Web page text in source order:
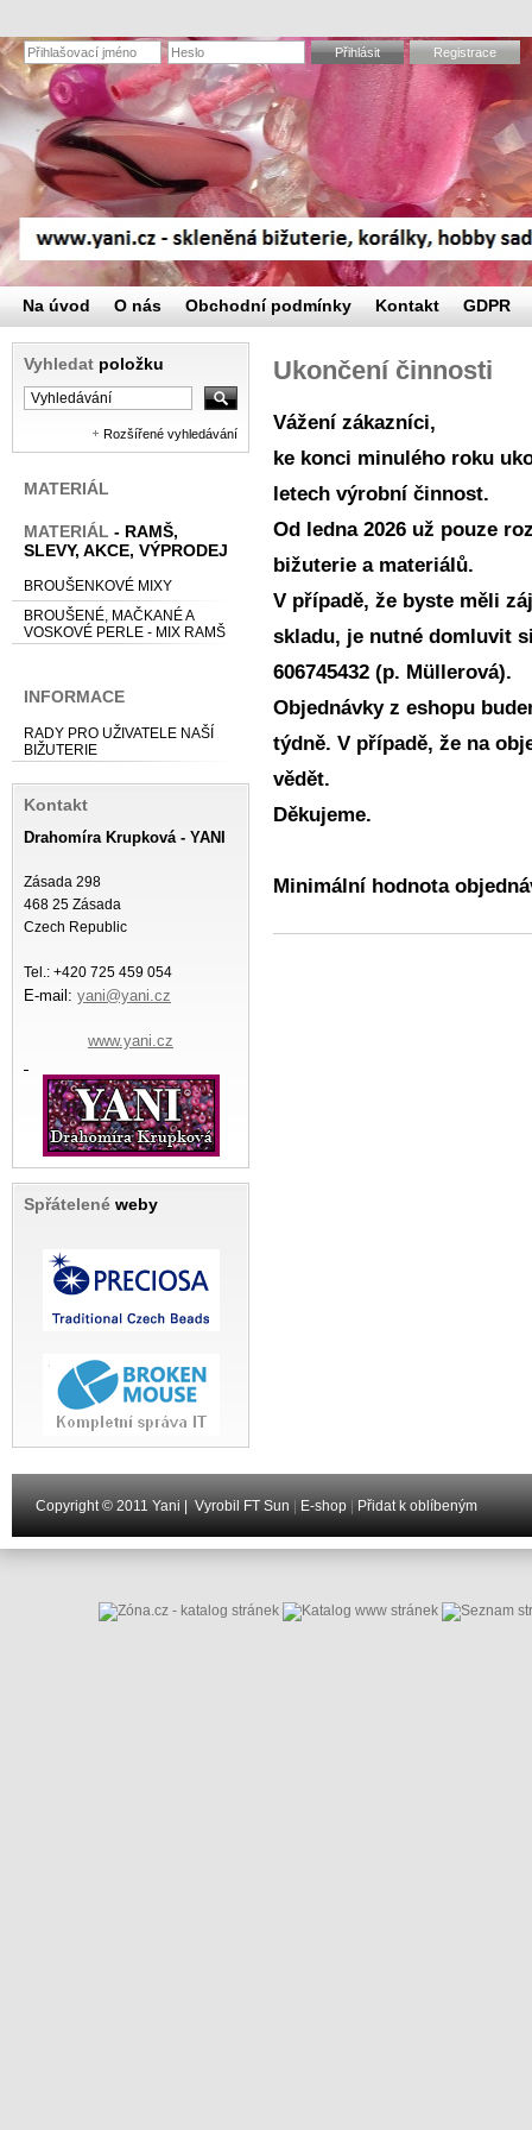
Přihlásit Registrace
Vyhledat položku
Rozšířené vyhledávání
MATERIÁL
MATERIÁL - RAMŠ,
SLEVY, AKCE, VÝPRODEJ
BROUŠENKOVÉ MIXY
BROUŠENÉ, MAČKANÉ A
VOSKOVÉ PERLE - MIX RAMŠ
INFORMACE
RADY PRO UŽIVATELE NAŠÍ
BIŽUTERIE
Kontakt
Drahomíra Krupková - YANI
Zásada 298
468 25 Zásada
Czech Republic
Tel.: +420 725 459 054
E-mail: yani@yani.cz
www.yani.cz
Spřátelené weby
Ukončení činnosti
Vážení zákazníci,
ke konci minulého roku
letech výrobní činnost.
Od ledna 2026 už pouze
bižuterie a materiálů.
V případě, že byste měli
skladu, je nutné domluvit
606745432 (p. Müllerová).
Objednávky z eshopu
týdně. V případě, že na
vědět.
Děkujeme.
Minimální hodnota
Copyright © 2011 Yani | Vyrobil FT Sun E-shop Přidat k oblíbeným
Na úvod O nás Obchodní podmínky Kontakt GDPR